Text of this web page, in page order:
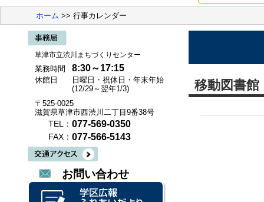
ホーム >> 行事カレンダー
草津市立渋川まちづくりセンター
業務時間 8:30～17:15
休館日
日曜日・祝休日・年末年始
(12/29～翌年1/3)
〒525-0025
滋賀県草津市西渋川二丁目9番38号
TEL： 077-569-0350
FAX： 077-566-5143
お問い合わせ
移動図書